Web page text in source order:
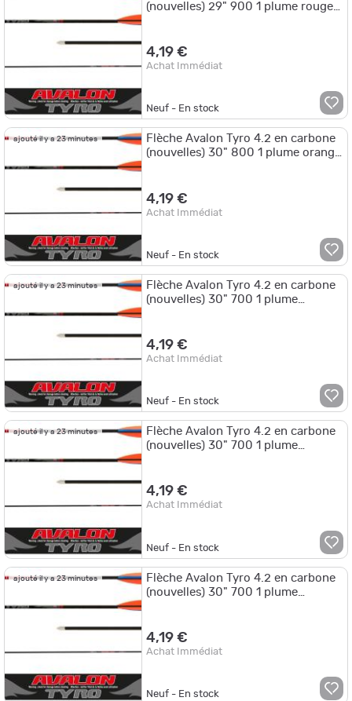
(nouvelles) 29" 900 1 plume rouge
4,19 €
Achat Immédiat
Neuf - En stock
ajouté il y a 23 minutes
Flèche Avalon Tyro 4.2 en carbone
(nouvelles) 30" 800 1 plume orange
4,19 €
Achat Immédiat
Neuf - En stock
ajouté il y a 23 minutes
Flèche Avalon Tyro 4.2 en carbone
(nouvelles) 30" 700 1 plume
4,19 €
Achat Immédiat
Neuf - En stock
ajouté il y a 23 minutes
Flèche Avalon Tyro 4.2 en carbone
(nouvelles) 30" 700 1 plume
4,19 €
Achat Immédiat
Neuf - En stock
ajouté il y a 23 minutes
Flèche Avalon Tyro 4.2 en carbone
(nouvelles) 30" 700 1 plume
4,19 €
Achat Immédiat
Neuf - En stock